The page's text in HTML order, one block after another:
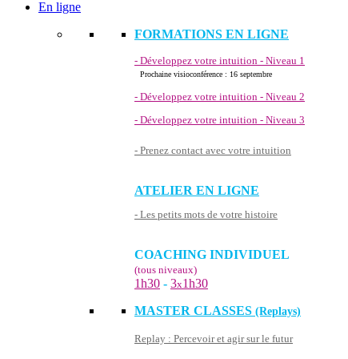
En ligne
FORMATIONS EN LIGNE
- Développez votre intuition - Niveau 1
Prochaine visioconférence : 16 septembre
- Développez votre intuition - Niveau 2
- Développez votre intuition - Niveau 3
- Prenez contact avec votre intuition
ATELIER EN LIGNE
- Les petits mots de votre histoire
COACHING INDIVIDUEL
(tous niveaux)
1h30 - 3x1h30
MASTER CLASSES (Replays)
Replay : Percevoir et agir sur le futur